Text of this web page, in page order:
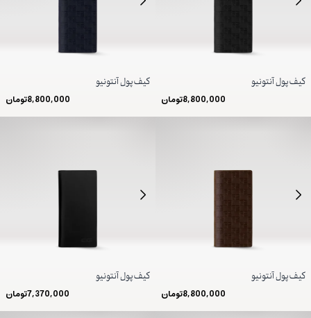
کیف پول آنتونیو
8,800,000تومان
کیف پول آنتونیو
8,800,000تومان
کیف پول آنتونیو
8,800,000تومان
کیف پول آنتونیو
7,370,000تومان